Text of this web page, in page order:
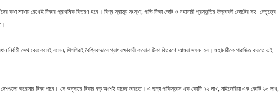
কথা মাথায় রেখেই টিকার প্রাথমিক বিতরণ হবে। বিশ্ব স্বাস্থ্য সংস্থা, গাভি টিকা জোট ও মহামারী প্রস্তুতির উদ্ভাবনী জোটের সহ-নেতৃত্বে
নির্বাহী সেথ বেরকেলেই বলেন, শিগগিরই বৈশ্বিকভাবে প্রাণরক্ষাকারী করোনা টিকা বিতরণে আমরা সক্ষম হব। মহামারীকে পরাজিত করতে এই
করোনার টিকা পাবে। সে অনুসারে টিকার বড় অংশই যাচ্ছে ভারতে। এ ছাড়া পাকিস্তান এক কোটি ৭২ লাখ, নাইজেরিয়া এক কোটি ৬০ লাখ,